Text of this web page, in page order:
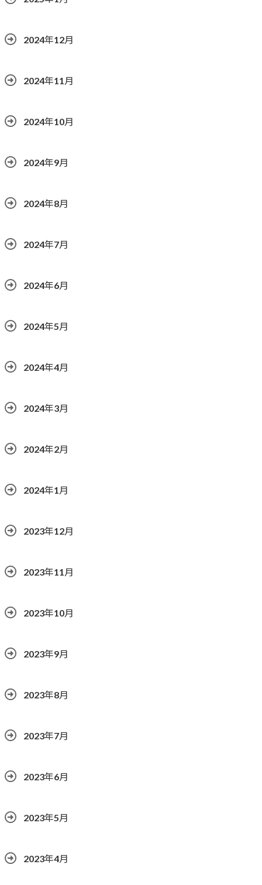
2024年12月
2024年11月
2024年10月
2024年9月
2024年8月
2024年7月
2024年6月
2024年5月
2024年4月
2024年3月
2024年2月
2024年1月
2023年12月
2023年11月
2023年10月
2023年9月
2023年8月
2023年7月
2023年6月
2023年5月
2023年4月